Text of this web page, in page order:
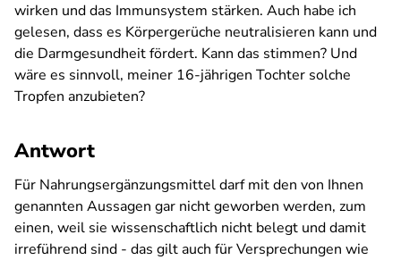
wirken und das Immunsystem stärken. Auch habe ich
gelesen, dass es Körpergerüche neutralisieren kann und
die Darmgesundheit fördert. Kann das stimmen? Und
wäre es sinnvoll, meiner 16-jährigen Tochter solche
Tropfen anzubieten?
Antwort
Für Nahrungsergänzungsmittel darf mit den von Ihnen
genannten Aussagen gar nicht geworben werden, zum
einen, weil sie wissenschaftlich nicht belegt und damit
irreführend sind - das gilt auch für Versprechungen wie